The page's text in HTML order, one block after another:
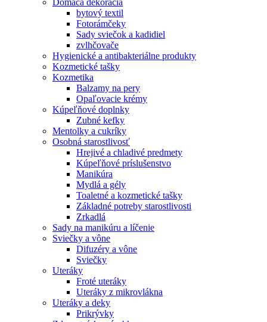
Domáca dekorácia
bytový textil
Fotorámčeky
Sady sviečok a kadidiel
zvlhčovače
Hygienické a antibakteriálne produkty
Kozmetické tašky
Kozmetika
Balzamy na pery
Opaľovacie krémy
Kúpeľňové doplnky
Zubné kefky
Mentolky a cukríky
Osobná starostlivosť
Hrejivé a chladivé predmety
Kúpeľňové príslušenstvo
Manikúra
Mydlá a gély
Toaletné a kozmetické tašky
Základné potreby starostlivosti
Zrkadlá
Sady na manikúru a líčenie
Sviečky a vône
Difuzéry a vône
Sviečky
Uteráky
Froté uteráky
Uteráky z mikrovlákna
Uteráky a deky
Prikrývky